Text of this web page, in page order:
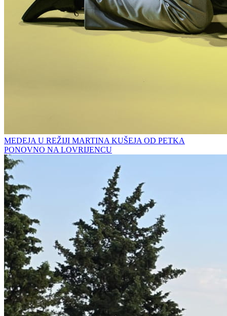
MEDEJA U REŽIJI MARTINA KUŠEJA OD PETKA
PONOVNO NA LOVRIJENCU